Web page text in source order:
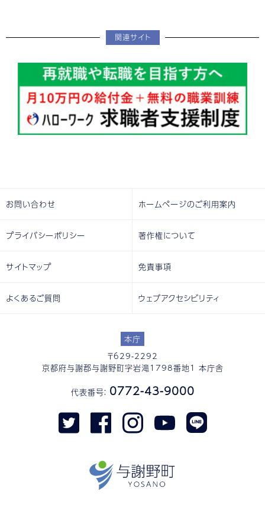
関連サイト
本庁
〒629-2292
京都府与謝郡与謝野町字岩滝1798番地1 本庁舎
代表番号： 0772-43-9000
お問い合わせ ホームページのご利用案内
プライバシーポリシー 著作権について
サイトマップ 免責事項
よくあるご質問 ウェブアクセシビリティ